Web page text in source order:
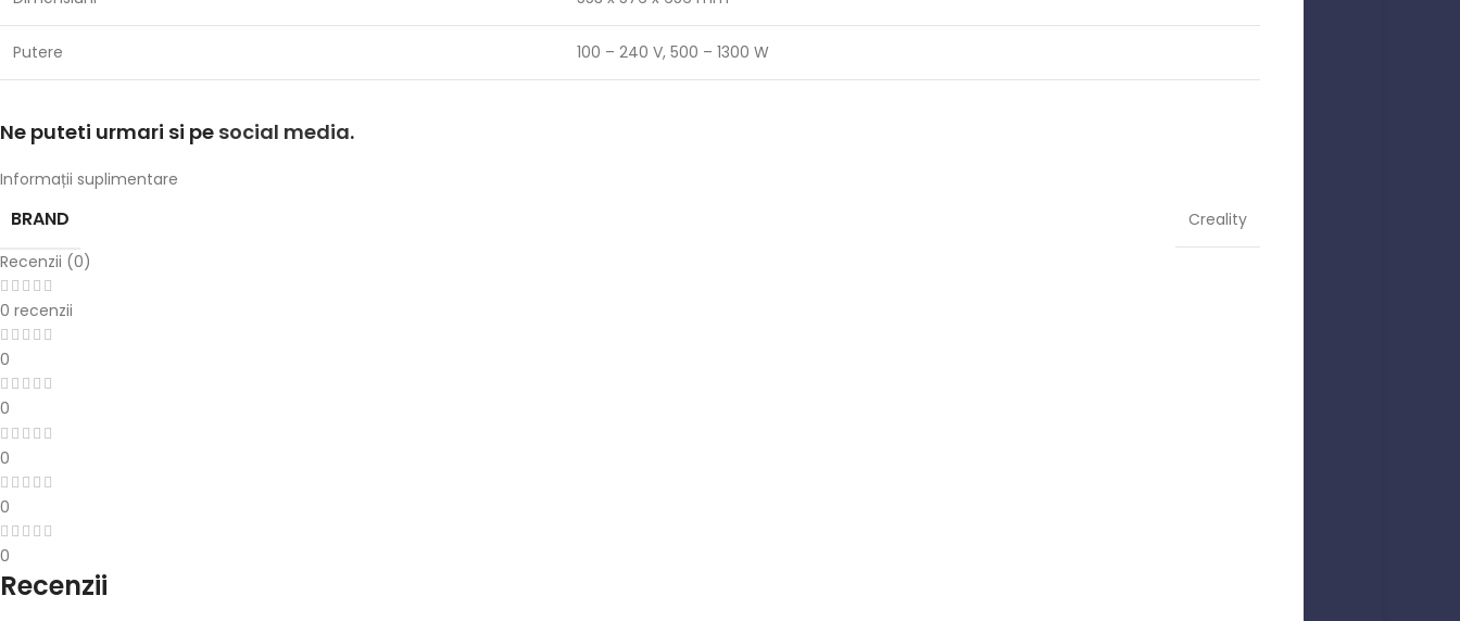
Putere 100 – 240 V, 500 – 1300 W
Ne puteti urmari si pe social media.
Informații suplimentare
BRAND
Creality
Recenzii (0)
0 recenzii
0
0
0
0
0
Recenzii